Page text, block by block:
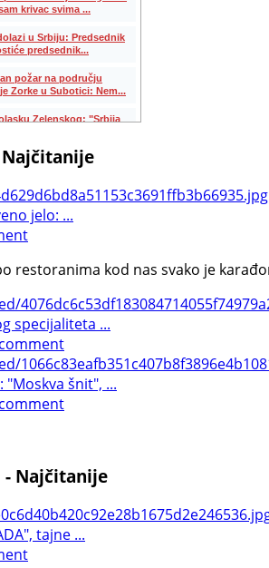
jelo: ...
restoranima kod nas svako je
specijaliteta ...
"Moskva šnit", ...
- Najčitanije
tajne ...